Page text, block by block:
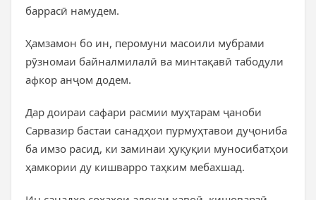
баррасӣ намудем.
Ҳамзамон бо ин, перомуни масоили мубрами
рӯзномаи байналмилалӣ ва минтақавӣ табодули
афкор анҷом додем.
Дар доираи сафари расмии муҳтарам ҷаноби
Сарвазир бастаи санадҳои пурмуҳтавои дуҷониба
ба имзо расид, ки заминаи ҳуқуқии муносибатҳои
ҳамкории ду кишварро таҳким мебахшад.